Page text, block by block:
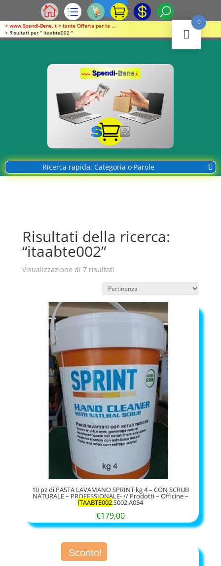
> www.Spendi-Bene.it > tante Offerte per te ...
> Risultati per " itaabte002 "
Ricerca rapida: Categoria o Parole
Risultati della ricerca:
“itaabte002”
Visualizzazione di 7 risultati
10 pz di PASTA LAVAMANO SPRINT kg 4 – CON SCRUB
NATURALE – PROFESSIONALE- // Prodotti – Officine –
ITAABTE002.S002.A034
€179,00
Sconto!
0